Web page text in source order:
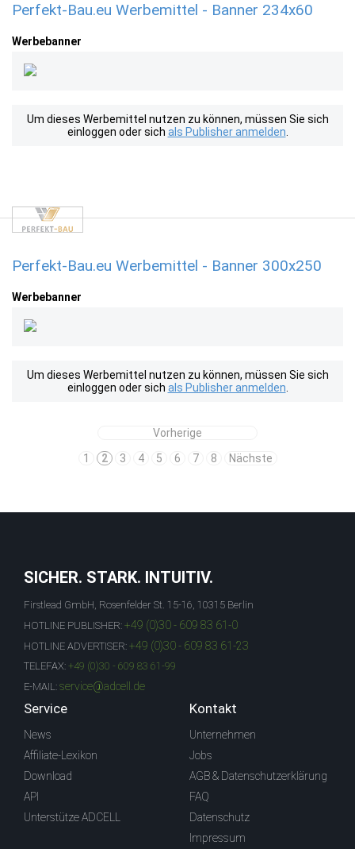
Perfekt-Bau.eu Werbemittel - Banner 234x60
Werbebanner
Um dieses Werbemittel nutzen zu können, müssen Sie sich
einloggen oder sich als Publisher anmelden
Perfekt-Bau.eu Werbemittel - Banner 300x250
Werbebanner
Um dieses Werbemittel nutzen zu können, müssen Sie sich
einloggen oder sich als Publisher anmelden
Vorherige
1
2 3 4 5 6 7 8 Nächste
SICHER. STARK. INTUITIV.
Firstlead GmbH, Rosenfelder St. 15-16, 10315 Berlin
HOTLINE PUBLISHER: +49 (0)30 - 609 83 61-0
HOTLINE ADVERTISER: +49 (0)30 - 609 83 61-23
TELEFAX: +49 (0)30 - 609 83 61-99
E-MAIL: service@adcell.de
Service
News
Affiliate-Lexikon
Download
API
Unterstütze ADCELL
Kontakt
Unternehmen
Jobs
AGB & Datenschutzerklärung
FAQ
Datenschutz
Impressum